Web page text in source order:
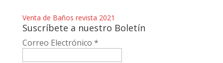
Venta de Baños revista 2021
Suscríbete a nuestro Boletín
Correo Electrónico *